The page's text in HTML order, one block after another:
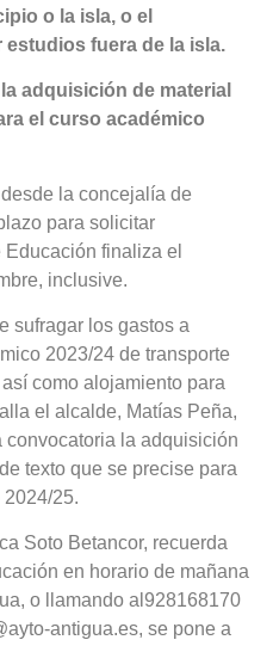
o la isla, o el
fuera de la isla.
adquisición de material
el curso académico
la concejalía de
para solicitar
finaliza el
inclusive.
sufragar los gastos a
2023/24 de transporte
como alojamiento para
el alcalde, Matías Peña,
la adquisición
texto que se precise para
25.
Soto Betancor, recuerda
en horario de mañana
o llamando al928168170
antigua.es, se pone a